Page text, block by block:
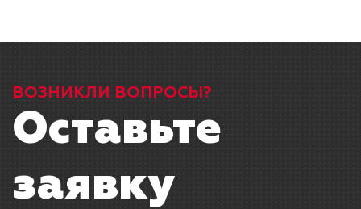
ВОЗНИКЛИ ВОПРОСЫ?
Оставьте
заявку